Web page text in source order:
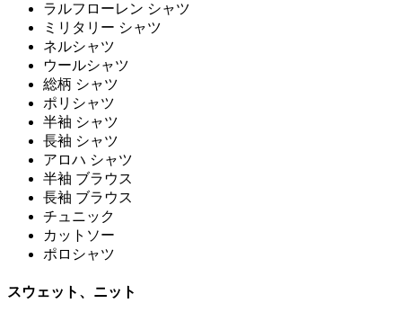
ラルフローレン シャツ
ミリタリー シャツ
ネルシャツ
ウールシャツ
総柄 シャツ
ポリシャツ
半袖 シャツ
長袖 シャツ
アロハ シャツ
半袖 ブラウス
長袖 ブラウス
チュニック
カットソー
ポロシャツ
スウェット、ニット